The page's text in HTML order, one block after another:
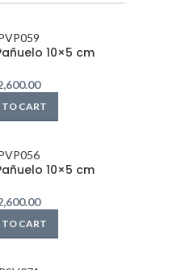
10×5 cm
CART
10×5 cm
CART